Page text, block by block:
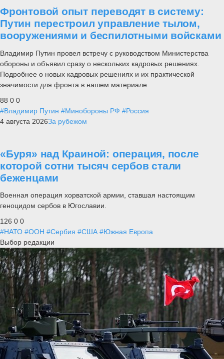
Фронтовой опыт переводят в систему:
Путин перестроил управление тылом,
вооружениями и беспилотными войсками
Владимир Путин провел встречу с руководством Министерства
обороны и объявил сразу о нескольких кадровых решениях.
Подробнее о новых кадровых решениях и их практической
значимости для фронта в нашем материале.
88 0 0
#Владимир Путин #Минобороны РФ #Россия
4 августа 2026За рубежом
«Буря» над Краиной: операция, после
которой сотни тысяч сербов стали
беженцами
Военная операция хорватской армии, ставшая настоящим
геноцидом сербов в Югославии.
126 0 0
#НАТО #ООН #Сербия #США #Южная Европа
Выбор редакции